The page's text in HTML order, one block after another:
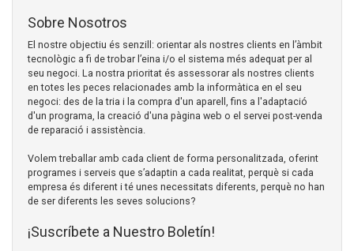
Sobre Nosotros
El nostre objectiu és senzill: orientar als nostres clients en l’àmbit
tecnològic a fi de trobar l’eina i/o el sistema més adequat per al
seu negoci. La nostra prioritat és assessorar als nostres clients
en totes les peces relacionades amb la informàtica en el seu
negoci: des de la tria i la compra d'un aparell, fins a l'adaptació
d'un programa, la creació d'una pàgina web o el servei post-venda
de reparació i assistència.
Volem treballar amb cada client de forma personalitzada, oferint
programes i serveis que s’adaptin a cada realitat, perquè si cada
empresa és diferent i té unes necessitats diferents, perquè no han
de ser diferents les seves solucions?
¡Suscríbete a Nuestro Boletín!